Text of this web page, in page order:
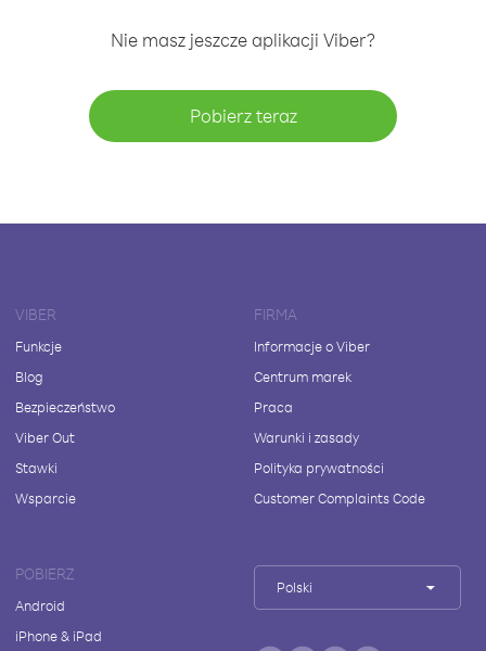
Nie masz jeszcze aplikacji Viber?
Pobierz teraz
VIBER
Funkcje
Blog
Bezpieczeństwo
Viber Out
Stawki
Wsparcie
FIRMA
Informacje o Viber
Centrum marek
Praca
Warunki i zasady
Polityka prywatności
Customer Complaints Code
POBIERZ
Android
iPhone & iPad
Polski